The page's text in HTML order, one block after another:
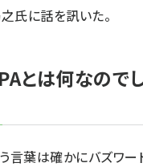
氏に話を訊いた。
とは何なので
言葉は確かにバズワー